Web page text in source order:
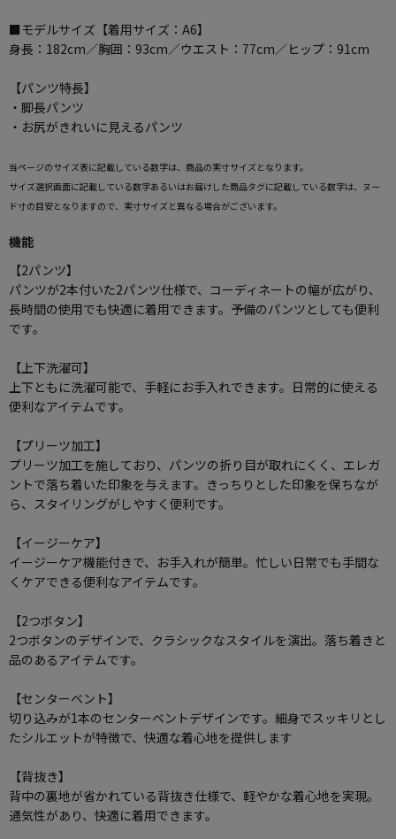
■モデルサイズ【着用サイズ：A6】
身長：182cm／胸囲：93cm／ウエスト：77cm／ヒップ：91cm
【パンツ特長】
・脚長パンツ
・お尻がきれいに見えるパンツ
当ページのサイズ表に記載している数字は、商品の実寸サイズとなります。
サイズ選択画面に記載している数字あるいはお届けした商品タグに記載している数字は、ヌー
ド寸の目安となりますので、実寸サイズと異なる場合がございます。
機能
【2パンツ】
パンツが2本付いた2パンツ仕様で、コーディネートの幅が広がり、
長時間の使用でも快適に着用できます。予備のパンツとしても便利
です。
【上下洗濯可】
上下ともに洗濯可能で、手軽にお手入れできます。日常的に使える
便利なアイテムです。
【プリーツ加工】
プリーツ加工を施しており、パンツの折り目が取れにくく、エレガ
ントで落ち着いた印象を与えます。きっちりとした印象を保ちなが
ら、スタイリングがしやすく便利です。
【イージーケア】
イージーケア機能付きで、お手入れが簡単。忙しい日常でも手間な
くケアできる便利なアイテムです。
【2つボタン】
2つボタンのデザインで、クラシックなスタイルを演出。落ち着きと
品のあるアイテムです。
【センターベント】
切り込みが1本のセンターベントデザインです。細身でスッキリとし
たシルエットが特徴で、快適な着心地を提供します
【背抜き】
背中の裏地が省かれている背抜き仕様で、軽やかな着心地を実現。
通気性があり、快適に着用できます。